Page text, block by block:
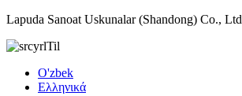
Lapuda Sanoat Uskunalar (Shandong) Co., Ltd
Til
O'zbek
Ελληνικά